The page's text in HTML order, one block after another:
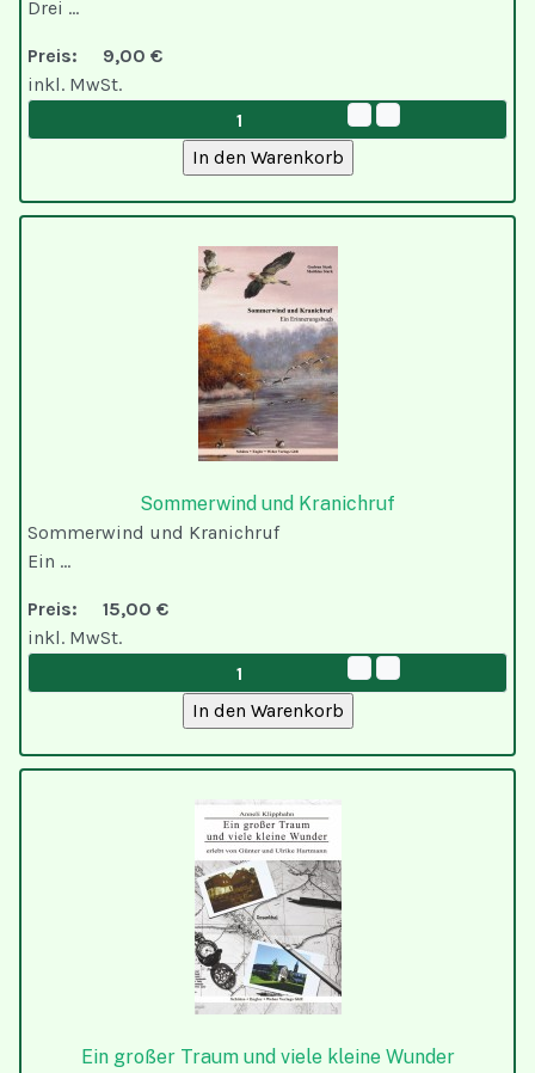
Drei ...
Preis:
9,00 €
inkl. MwSt.
Sommerwind und Kranichruf
Sommerwind und Kranichruf
Ein ...
Preis:
15,00 €
inkl. MwSt.
Ein großer Traum und viele kleine Wunder